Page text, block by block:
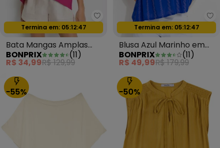
bonprix - Bata Mangas Amplas
Oferta relâmpago
Termina em: 05:12:44
Bata Mangas Amplas
Pink
BONPRIX (11)
R$ 34,99R$ 129,99
Oferta relâmpago
Termina em: 05:12:44
Blusa Azul Marinho em
Tecido Laise
BONPRIX (11)
R$ 49,99R$ 179,99
-55% -50%